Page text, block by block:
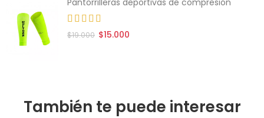
$19.000 $15.000
También te puede interesar